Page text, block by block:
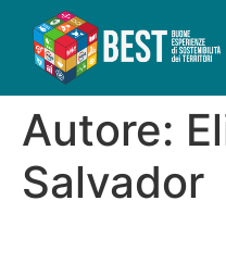
Autore:
Salvador